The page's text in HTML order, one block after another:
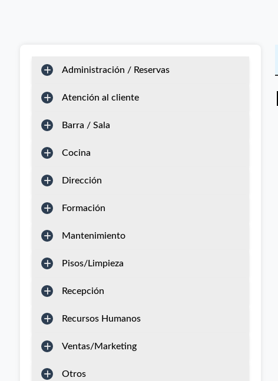
Administración / Reservas
Atención al cliente
Barra / Sala
Cocina
Dirección
Formación
Mantenimiento
Pisos/Limpieza
Recepción
Recursos Humanos
Ventas/Marketing
Otros